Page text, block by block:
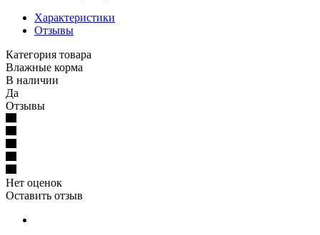
Характеристики
Отзывы
Категория товара
Влажные корма
В наличии
Да
Отзывы
Нет оценок
Оставить отзыв